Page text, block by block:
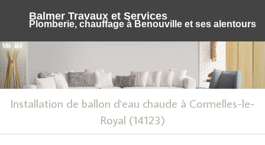
Balmer Travaux et Services
Plomberie, chauffage à Benouville et ses alentours
Installation de ballon d'eau chaude à Cormelles-le-
Royal (14123)